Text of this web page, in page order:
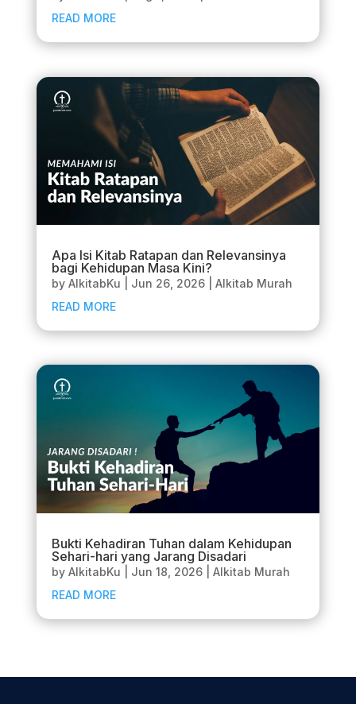
READ MORE
Apa Isi Kitab Ratapan dan Relevansinya
bagi Kehidupan Masa Kini?
by AlkitabKu Jun 26, 2026| Alkitab Murah
READ MORE
Bukti Kehadiran Tuhan dalam Kehidupan
Sehari-hari yang Jarang Disadari
by AlkitabKu Jun 18, 2026| Alkitab Murah
READ MORE